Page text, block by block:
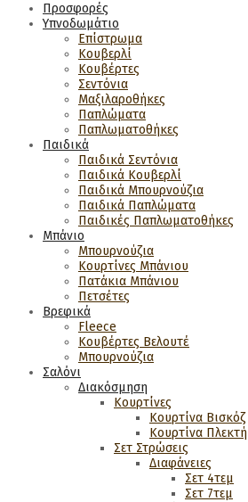
Προσφορές
Υπνοδωμάτιο
Επίστρωμα
Κουβερλί
Κουβέρτες
Σεντόνια
Μαξιλαροθήκες
Παπλώματα
Παπλωματοθήκες
Παιδικά
Παιδικά Σεντόνια
Παιδικά Κουβερλί
Παιδικά Μπουρνούζια
Παιδικά Παπλώματα
Παιδικές Παπλωματοθήκες
Μπάνιο
Μπουρνούζια
Κουρτίνες Μπάνιου
Πατάκια Μπάνιου
Πετσέτες
Βρεφικά
Fleece
Κουβέρτες Βελουτέ
Μπουρνούζια
Σαλόνι
Διακόσμηση
Κουρτίνες
Κουρτίνα Βισκόζ
Κουρτίνα Πλεκτή
Σετ Στρώσεις
Διαφάνειες
Σετ 4τεμ
Σετ 7τεμ